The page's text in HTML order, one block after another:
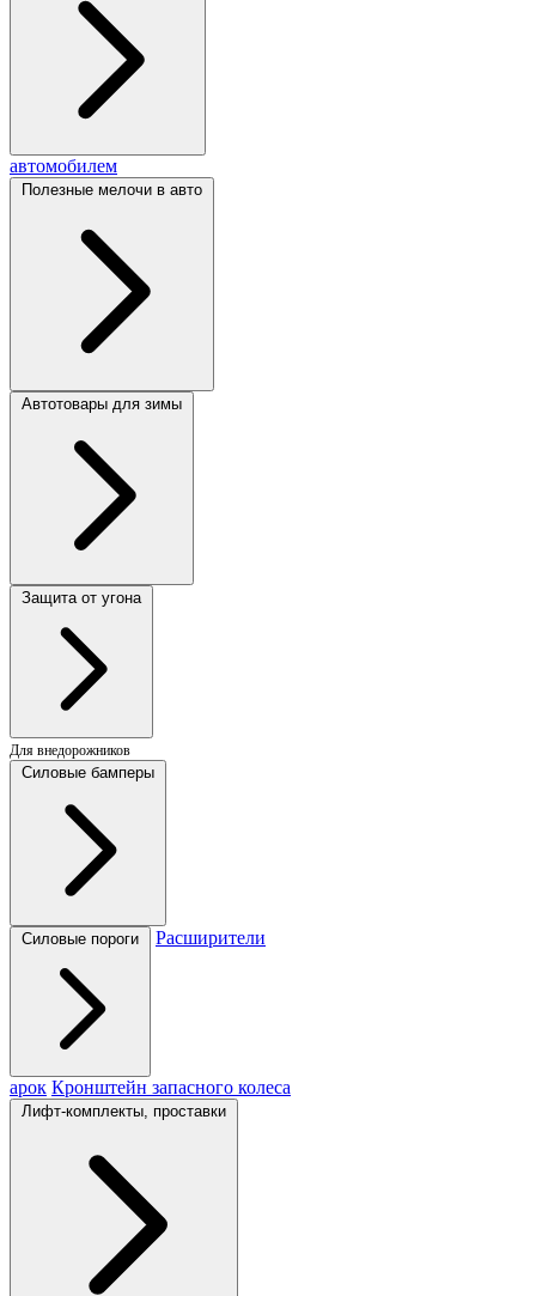
автомобилем
Полезные мелочи в авто
Автотовары для зимы
Защита от угона
Для внедорожников
Силовые бамперы
Силовые пороги Расширители
арок Кронштейн запасного колеса
Лифт-комплекты, проставки